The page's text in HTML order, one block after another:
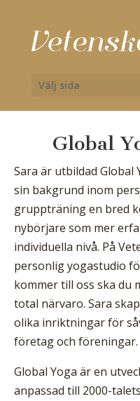
Välj sida
Global
Sara är utbildad
sin bakgrund inom
gruppträning en bred
nybörjare som mer
individuella nivå. På
personlig yogastudio
kommer till oss ska du
total närvaro. Sara
olika inriktningar för
företag och föreningar.
Global Yoga är en
anpassad till 2000-